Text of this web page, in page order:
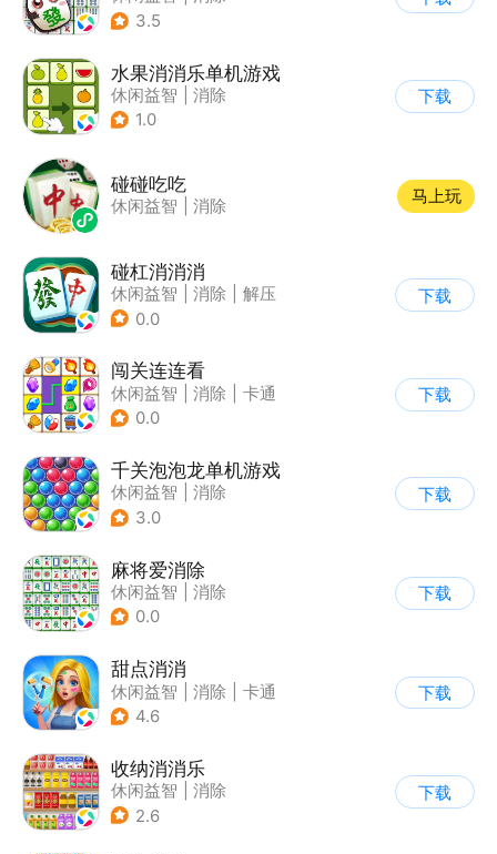
3.5
水果消消乐单机游戏
休闲益智
消除
1.0
下载
碰碰吃吃
休闲益智 消除
马上玩
碰杠消消消
休闲益智 消除
解压
| 写实
0.0
下载
闯关连连看
休闲益智 消除
卡通
| 连线
0.0
下载
千关泡泡龙单机游戏
休闲益智
消除
| 泡泡龙
3.0
下载
麻将爱消除
休闲益智
消除
0.0
下载
甜点消消
休闲益智 消除
卡通
| 云步互娱
4.6
下载
收纳消消乐
休闲益智
消除
2.6
下载